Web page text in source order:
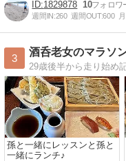
1829878 10
週間IN:260 週間OUT:600
3
酒呑老女のマラソ
孫と一緒にレッスンと孫と
一緒にランチ♪